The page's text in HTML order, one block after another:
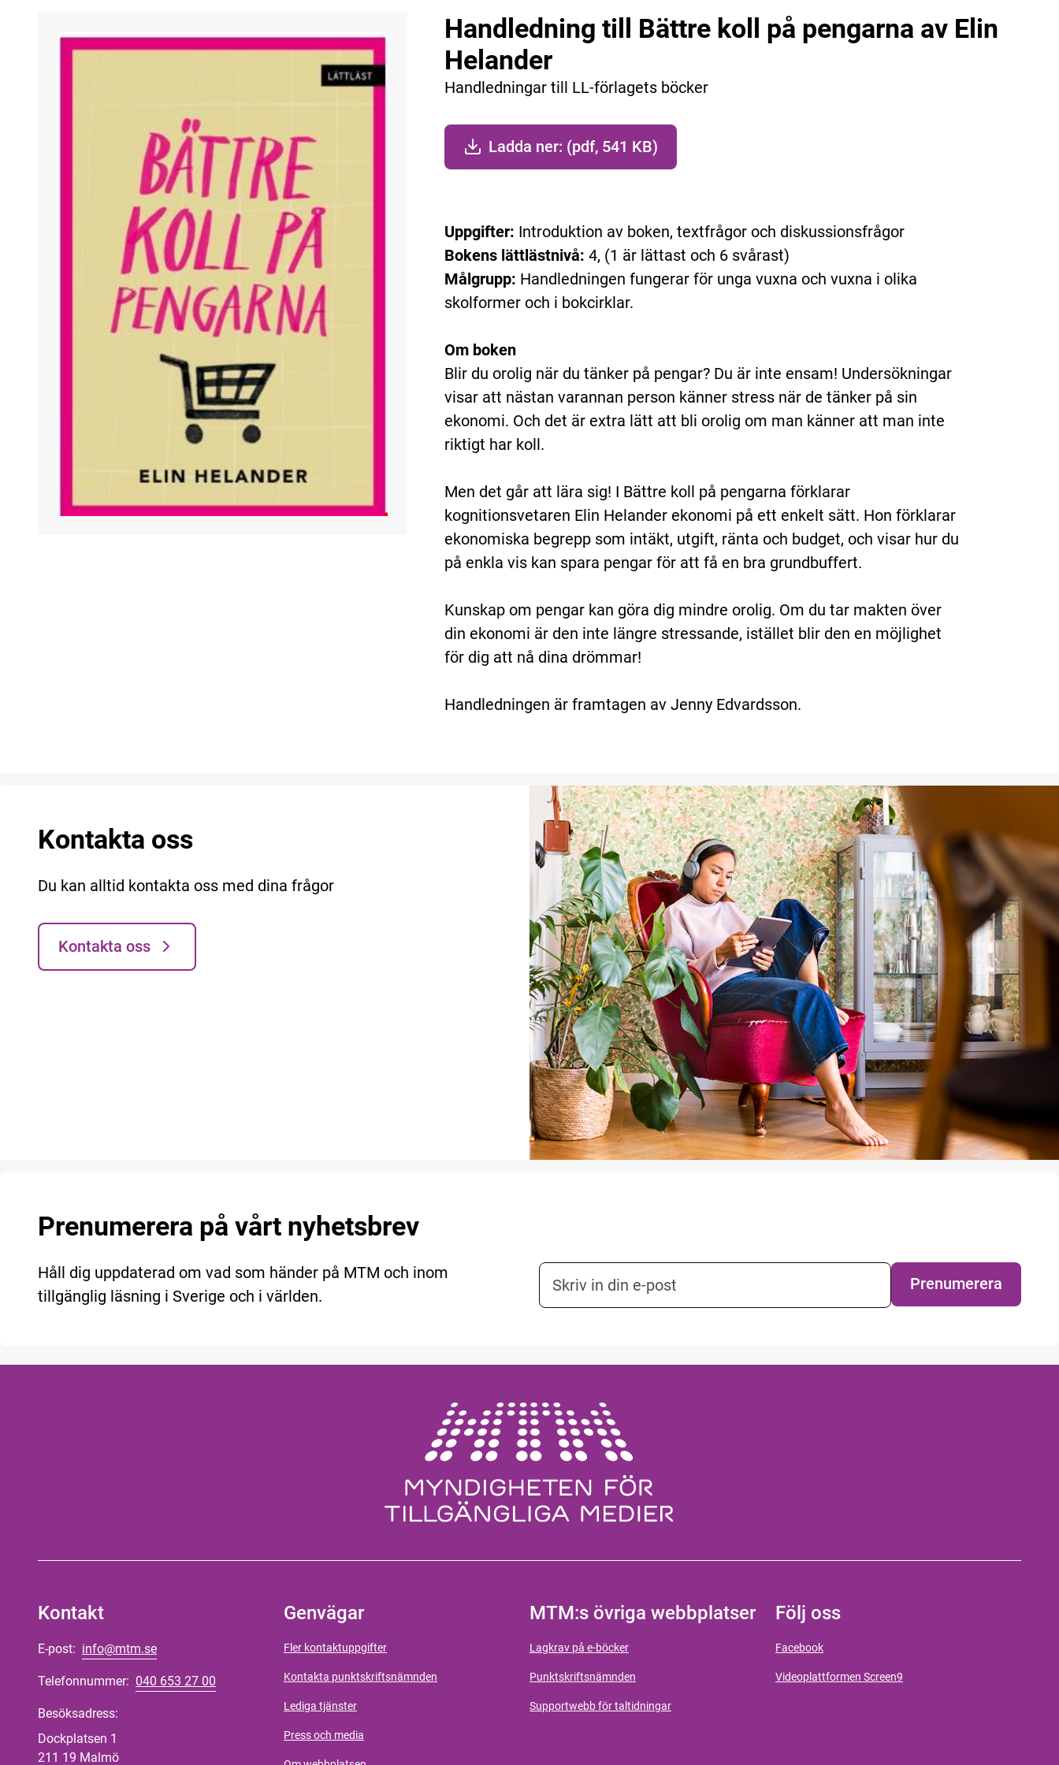
Handledning till Bättre koll på pengarna av Elin
Helander
Handledningar till LL-förlagets böcker
Ladda ner: (pdf, 541 KB)
Uppgifter: Introduktion av boken, textfrågor och diskussionsfrågor
Bokens lättlästnivå: 4, (1 är lättast och 6 svårast)
Målgrupp: Handledningen fungerar för unga vuxna och vuxna i olika
skolformer och i bokcirklar.
Om boken
Blir du orolig när du tänker på pengar? Du är inte ensam! Undersökningar
visar att nästan varannan person känner stress när de tänker på sin
ekonomi. Och det är extra lätt att bli orolig om man känner att man inte
riktigt har koll.
Men det går att lära sig! I Bättre koll på pengarna förklarar
kognitionsvetaren Elin Helander ekonomi på ett enkelt sätt. Hon förklarar
ekonomiska begrepp som intäkt, utgift, ränta och budget, och visar hur du
på enkla vis kan spara pengar för att få en bra grundbuffert.
Kunskap om pengar kan göra dig mindre orolig. Om du tar makten över
din ekonomi är den inte längre stressande, istället blir den en möjlighet
för dig att nå dina drömmar!
Handledningen är framtagen av Jenny Edvardsson.
Kontakta oss
Du kan alltid kontakta oss med dina frågor
Kontakta oss
Prenumerera på vårt nyhetsbrev
Håll dig uppdaterad om vad som händer på MTM och inom
tillgänglig läsning i Sverige och i världen.
E-postadress nyhetsbrevsprenumeration
Prenumerera
Kontakt
E-post: info@mtm.se
Telefonnummer: 040 653 27 00
Besöksadress:
Dockplatsen 1
211 19 Malmö
Genvägar
Fler kontaktuppgifter
Kontakta punktskriftsnämnden
Lediga tjänster
Press och media
MTM:s övriga webbplatser
Lagkrav på e-böcker
Punktskriftsnämnden
Supportwebb för taltidningar
Följ oss
Facebook
Videoplattformen Screen9